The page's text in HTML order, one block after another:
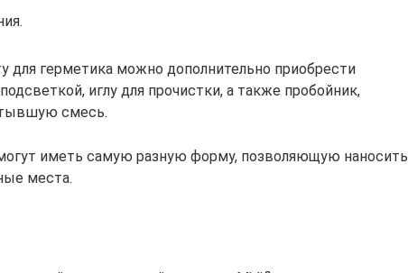
для герметика можно дополнительно приобрести
иглу для прочистки, а также пробойник,
смесь.
иметь самую разную форму, позволяющую наносить
места.